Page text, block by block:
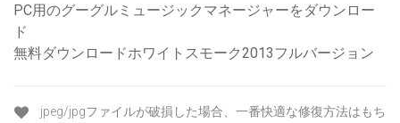
PC用のグーグルミュージックマネージャーをダウンロー
ド
無料ダウンロードホワイトスモーク2013フルバージョン
jpeg/jpgファイルが破損した場合、一番快適な修復方法はもち